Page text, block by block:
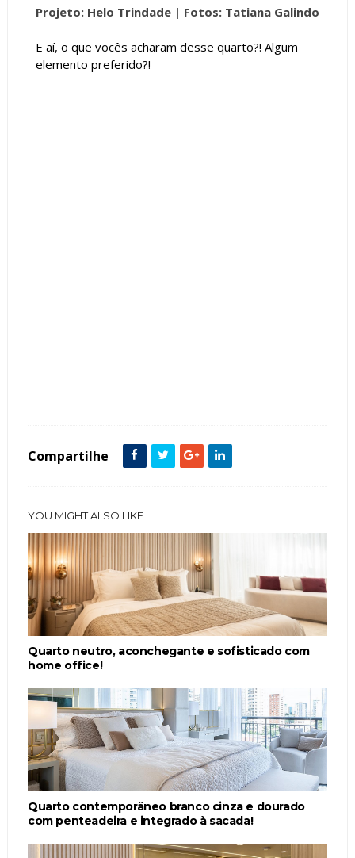
Projeto: Helo Trindade | Fotos: Tatiana Galindo
E aí, o que vocês acharam desse quarto?! Algum
elemento preferido?!
Compartilhe
YOU MIGHT ALSO LIKE
Quarto neutro, aconchegante e sofisticado com
home office!
Quarto contemporâneo branco cinza e dourado
com penteadeira e integrado à sacada!